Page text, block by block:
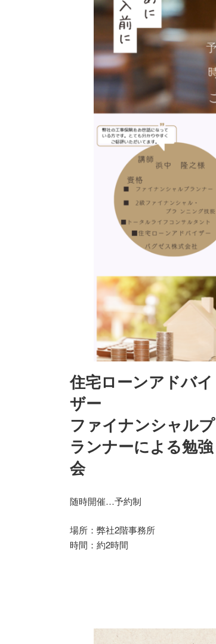
住宅ローンアドバイ
ザー
ファイナンシャルプ
ランナーによる勉強
会
随時開催…予約制
場所：弊社2階事務所
時間：約2時間